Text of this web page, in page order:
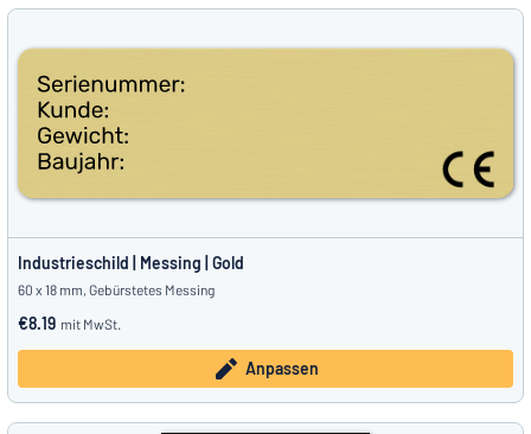
Industrieschild | Messing | Gold
60 x 18 mm, Gebürstetes Messing
€8.19 mit MwSt.
Anpassen